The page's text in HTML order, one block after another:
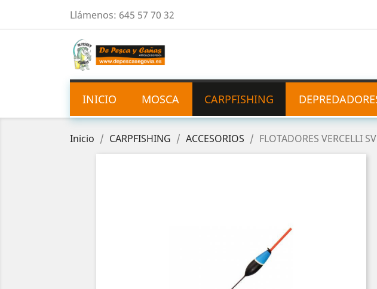
Llámenos: 645 57 70 32
INICIO MOSCA CARPFISHING
Inicio CARPFISHING ACCESORIOS FLOTADORES VERCELLI